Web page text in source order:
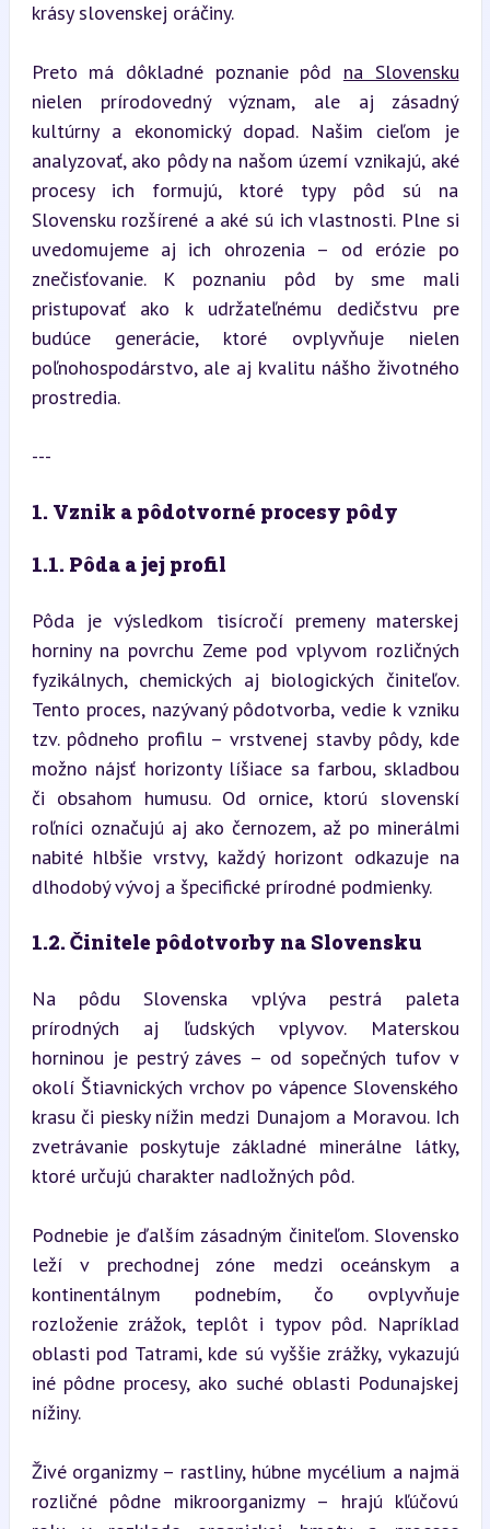
krásy slovenskej oráčiny.
Preto má dôkladné poznanie pôd na Slovensku
nielen prírodovedný význam, ale aj zásadný
kultúrny a ekonomický dopad. Našim cieľom je
analyzovať, ako pôdy na našom území vznikajú, aké
procesy ich formujú, ktoré typy pôd sú na
Slovensku rozšírené a aké sú ich vlastnosti. Plne si
uvedomujeme aj ich ohrozenia – od erózie po
znečisťovanie. K poznaniu pôd by sme mali
pristupovať ako k udržateľnému dedičstvu pre
budúce generácie, ktoré ovplyvňuje nielen
poľnohospodárstvo, ale aj kvalitu nášho životného
prostredia.
---
1. Vznik a pôdotvorné procesy pôdy
1.1. Pôda a jej profil
Pôda je výsledkom tisícročí premeny materskej
horniny na povrchu Zeme pod vplyvom rozličných
fyzikálnych, chemických aj biologických činiteľov.
Tento proces, nazývaný pôdotvorba, vedie k vzniku
tzv. pôdneho profilu – vrstvenej stavby pôdy, kde
možno nájsť horizonty líšiace sa farbou, skladbou
či obsahom humusu. Od ornice, ktorú slovenskí
roľníci označujú aj ako černozem, až po minerálmi
nabité hlbšie vrstvy, každý horizont odkazuje na
dlhodobý vývoj a špecifické prírodné podmienky.
1.2. Činitele pôdotvorby na Slovensku
Na pôdu Slovenska vplýva pestrá paleta
prírodných aj ľudských vplyvov. Materskou
horninou je pestrý záves – od sopečných tufov v
okolí Štiavnických vrchov po vápence Slovenského
krasu či piesky nížin medzi Dunajom a Moravou. Ich
zvetrávanie poskytuje základné minerálne látky,
ktoré určujú charakter nadložných pôd.
Podnebie je ďalším zásadným činiteľom. Slovensko
leží v prechodnej zóne medzi oceánskym a
kontinentálnym podnebím, čo ovplyvňuje
rozloženie zrážok, teplôt i typov pôd. Napríklad
oblasti pod Tatrami, kde sú vyššie zrážky, vykazujú
iné pôdne procesy, ako suché oblasti Podunajskej
nížiny.
Živé organizmy – rastliny, húbne mycélium a najmä
rozličné pôdne mikroorganizmy – hrajú kľúčovú